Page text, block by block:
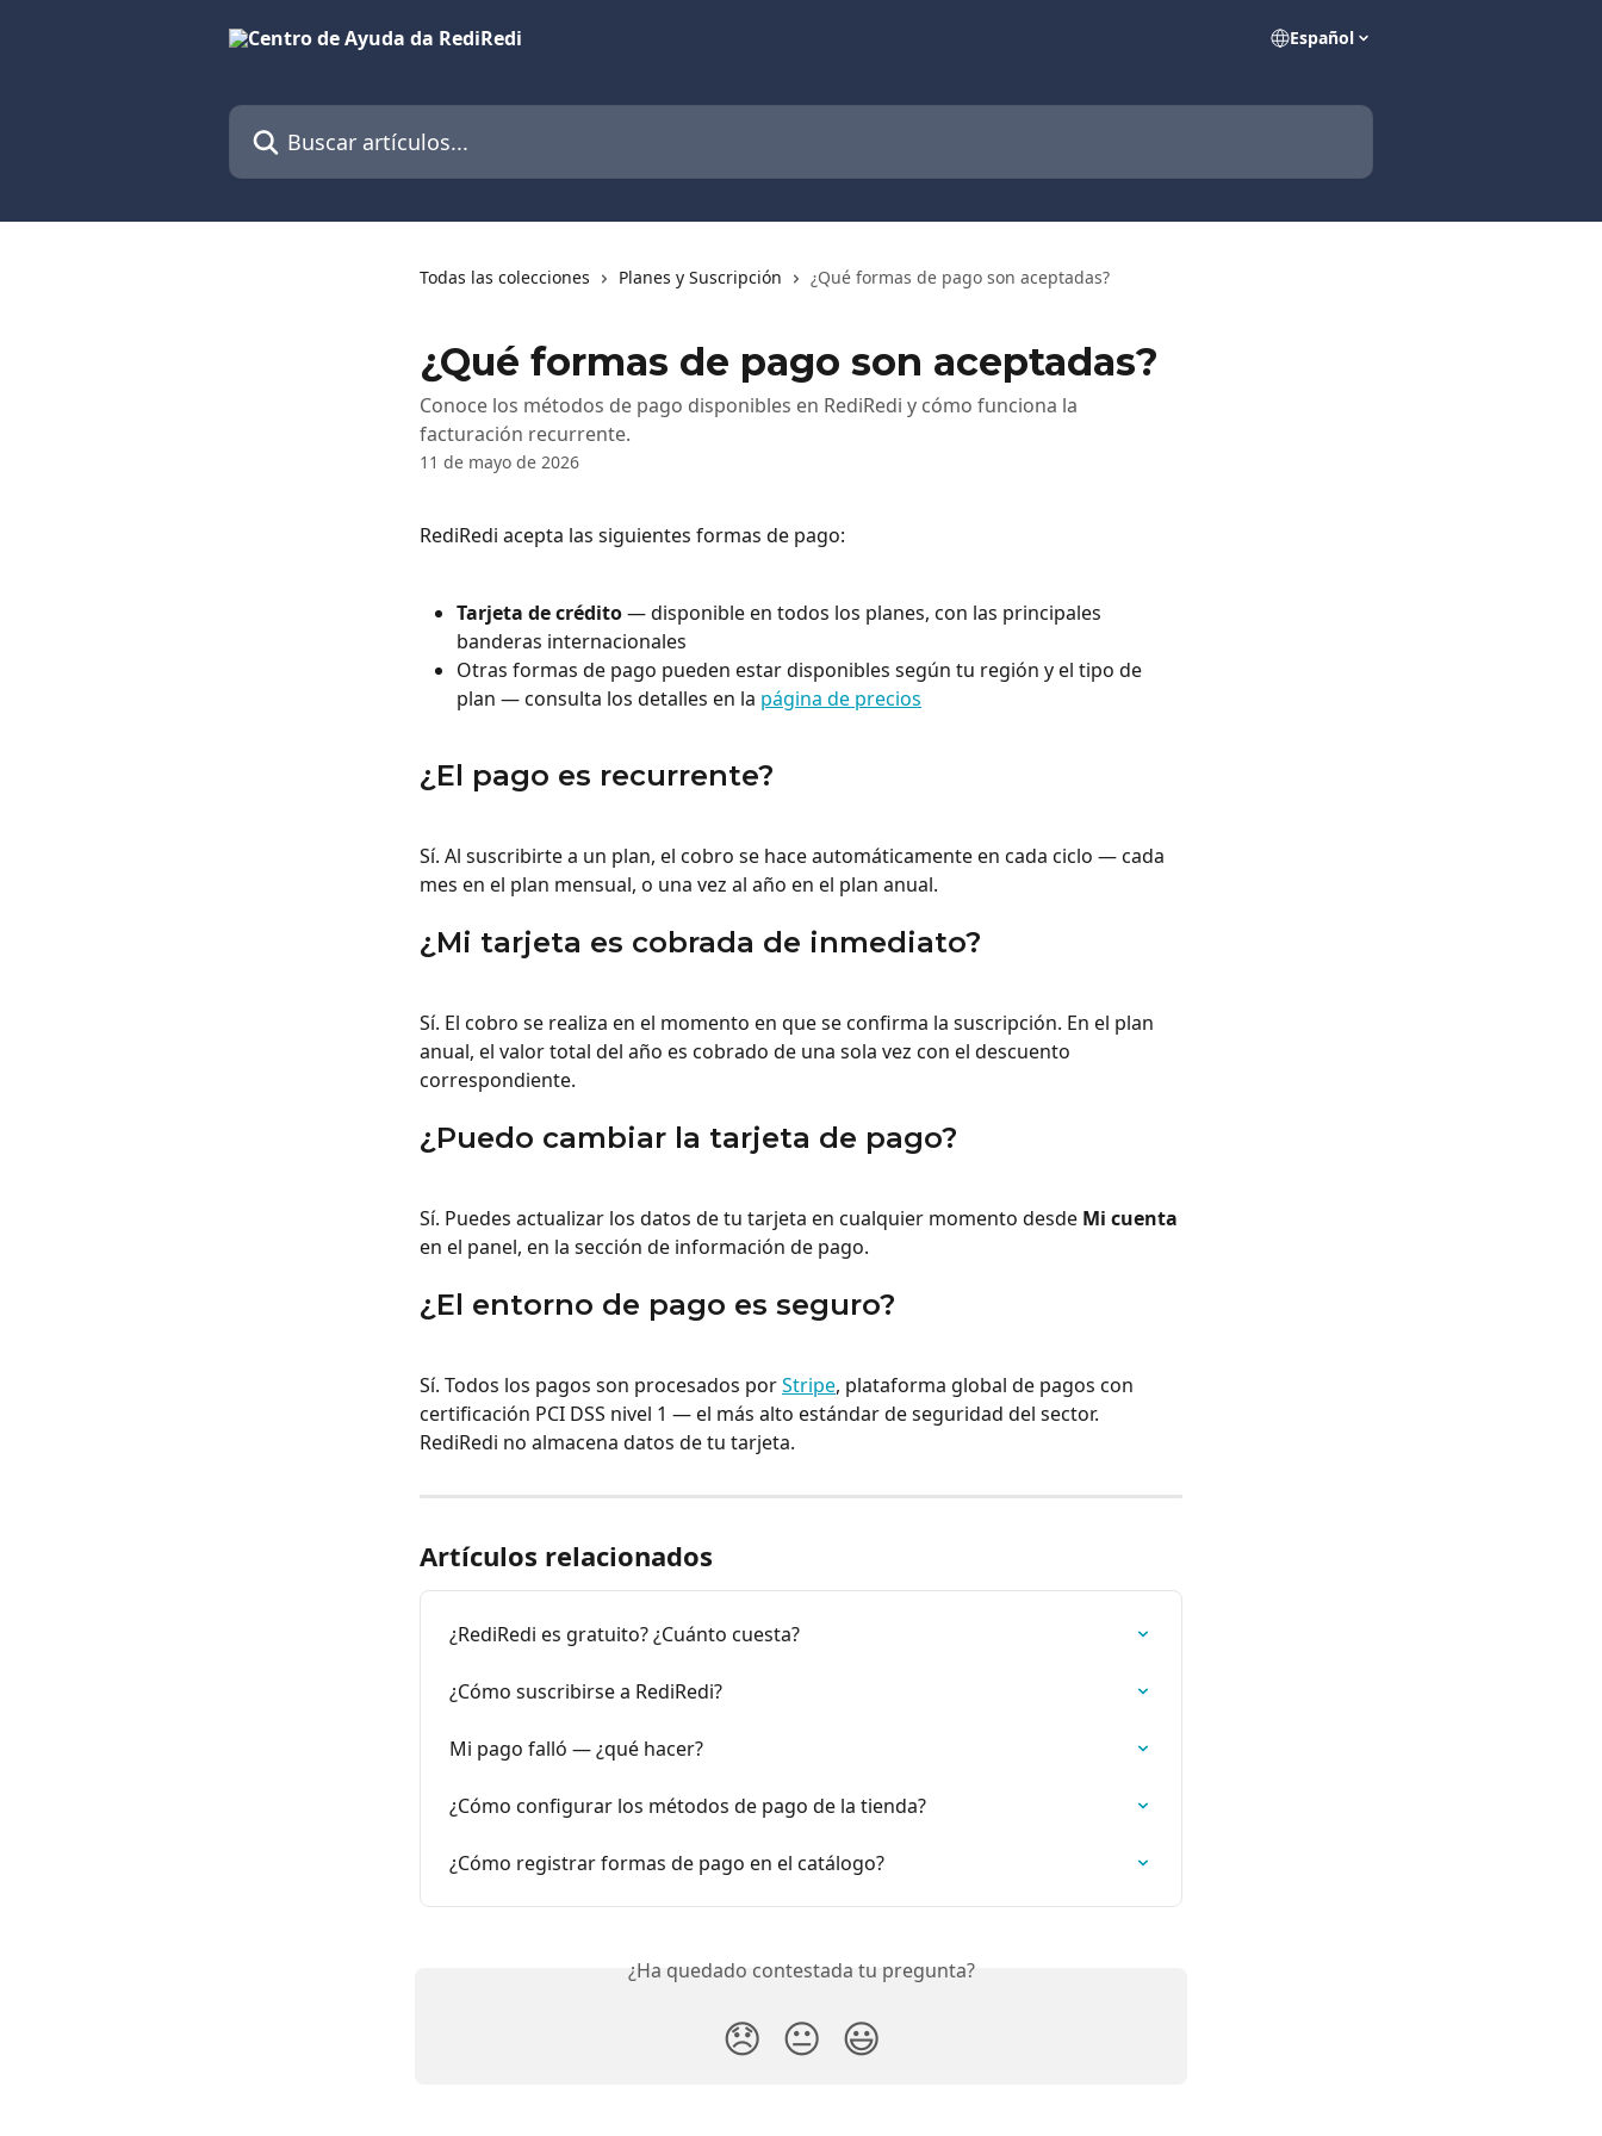
Español
Buscar artículos...
Todas las colecciones Planes y Suscripción ¿Qué formas de pago son aceptadas?
¿Qué formas de pago son aceptadas?
Conoce los métodos de pago disponibles en RediRedi y cómo funciona la
facturación recurrente.
11 de mayo de 2026
RediRedi acepta las siguientes formas de pago:
Tarjeta de crédito — disponible en todos los planes, con las principales
banderas internacionales
Otras formas de pago pueden estar disponibles según tu región y el tipo de
plan — consulta los detalles en la página de precios
¿El pago es recurrente?
Sí. Al suscribirte a un plan, el cobro se hace automáticamente en cada ciclo — cada
mes en el plan mensual, o una vez al año en el plan anual.
¿Mi tarjeta es cobrada de inmediato?
Sí. El cobro se realiza en el momento en que se confirma la suscripción. En el plan
anual, el valor total del año es cobrado de una sola vez con el descuento
correspondiente.
¿Puedo cambiar la tarjeta de pago?
Sí. Puedes actualizar los datos de tu tarjeta en cualquier momento desde Mi cuenta
en el panel, en la sección de información de pago.
¿El entorno de pago es seguro?
Sí. Todos los pagos son procesados por Stripe, plataforma global de pagos con
certificación PCI DSS nivel 1 — el más alto estándar de seguridad del sector.
RediRedi no almacena datos de tu tarjeta.
Artículos relacionados
¿RediRedi es gratuito? ¿Cuánto cuesta?
¿Cómo suscribirse a RediRedi?
Mi pago falló — ¿qué hacer?
¿Cómo configurar los métodos de pago de la tienda?
¿Cómo registrar formas de pago en el catálogo?
¿Ha quedado contestada tu pregunta?
😞 😐 😃